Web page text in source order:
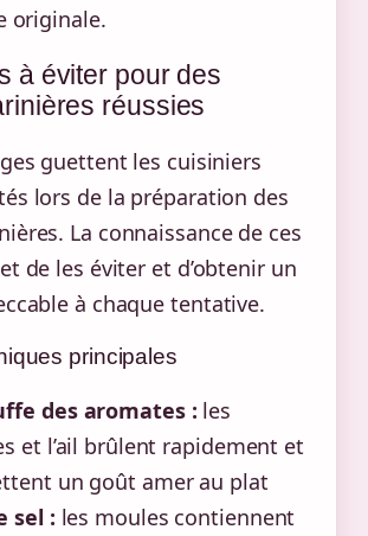
originale.
à éviter pour des
réussies
guettent les cuisiniers
lors de la préparation des
La connaissance de ces
de les éviter et d’obtenir un
à chaque tentative.
principales
des aromates : les
et l’ail brûlent rapidement et
un goût amer au plat
sel : les moules contiennent